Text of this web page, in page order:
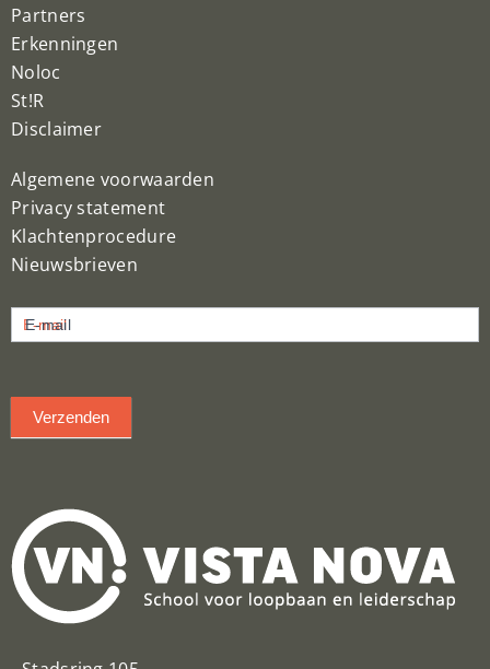
Partners
Erkenningen
Noloc
St!R
Disclaimer
Algemene voorwaarden
Privacy statement
Klachtenprocedure
Nieuwsbrieven
inschrijven
E-mail
Verzenden